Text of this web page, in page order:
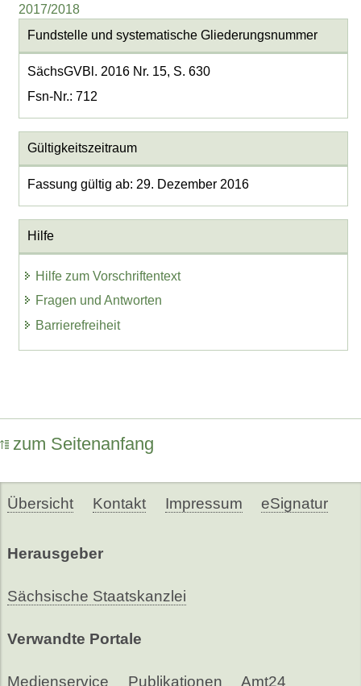
2017/2018
Fundstelle und systematische Gliederungsnummer
SächsGVBl. 2016 Nr. 15, S. 630
Fsn-Nr.: 712
Gültigkeitszeitraum
Fassung gültig ab: 29. Dezember 2016
Hilfe
Hilfe zum Vorschriftentext
Fragen und Antworten
Barrierefreiheit
zum Seitenanfang
Übersicht Kontakt Impressum eSignatur
Herausgeber
Sächsische Staatskanzlei
Verwandte Portale
Medienservice Publikationen Amt24